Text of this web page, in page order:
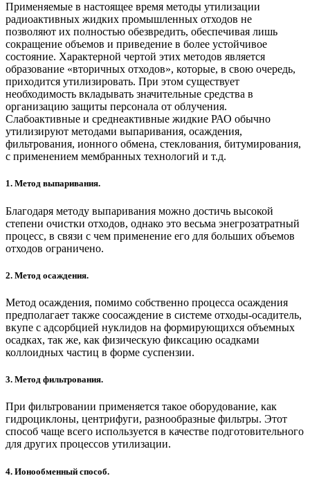
Применяемые в настоящее время методы утилизации
радиоактивных жидких промышленных отходов не
позволяют их полностью обезвредить, обеспечивая лишь
сокращение объемов и приведение в более устойчивое
состояние. Характерной чертой этих методов является
образование «вторичных отходов», которые, в свою очередь,
приходится утилизировать. При этом существует
необходимость вкладывать значительные средства в
организацию защиты персонала от облучения.
Слабоактивные и среднеактивные жидкие РАО обычно
утилизируют методами выпаривания, осаждения,
фильтрования, ионного обмена, стеклования, битумирования,
с применением мембранных технологий и т.д.
1. Метод выпаривания.
Благодаря методу выпаривания можно достичь высокой
степени очистки отходов, однако это весьма энегрозатратный
процесс, в связи с чем применение его для больших объемов
отходов ограничено.
2. Метод осаждения.
Метод осаждения, помимо собственно процесса осаждения
предполагает также соосаждение в системе отходы-осадитель,
вкупе с адсорбцией нуклидов на формирующихся объемных
осадках, так же, как физическую фиксацию осадками
коллоидных частиц в форме суспензии.
3. Метод фильтрования.
При фильтровании применяется такое оборудование, как
гидроциклоны, центрифуги, разнообразные фильтры. Этот
способ чаще всего используется в качестве подготовительного
для других процессов утилизации.
4. Ионообменный способ.